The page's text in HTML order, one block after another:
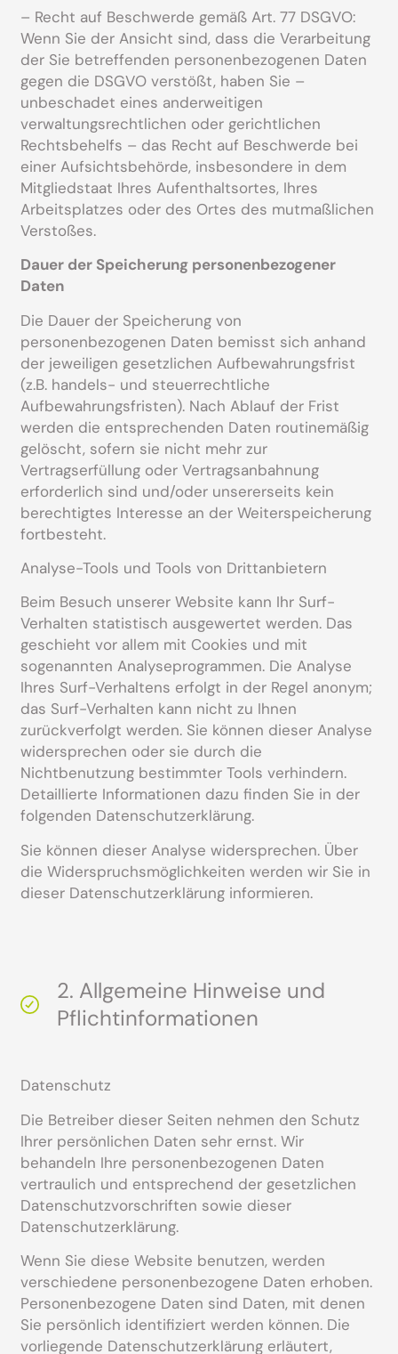
– Recht auf Beschwerde gemäß Art. 77 DSGVO:
Wenn Sie der Ansicht sind, dass die Verarbeitung
der Sie betreffenden personenbezogenen Daten
gegen die DSGVO verstößt, haben Sie –
unbeschadet eines anderweitigen
verwaltungsrechtlichen oder gerichtlichen
Rechtsbehelfs – das Recht auf Beschwerde bei
einer Aufsichtsbehörde, insbesondere in dem
Mitgliedstaat Ihres Aufenthaltsortes, Ihres
Arbeitsplatzes oder des Ortes des mutmaßlichen
Verstoßes.
Dauer der Speicherung personenbezogener
Daten
Die Dauer der Speicherung von
personenbezogenen Daten bemisst sich anhand
der jeweiligen gesetzlichen Aufbewahrungsfrist
(z.B. handels- und steuerrechtliche
Aufbewahrungsfristen). Nach Ablauf der Frist
werden die entsprechenden Daten routinemäßig
gelöscht, sofern sie nicht mehr zur
Vertragserfüllung oder Vertragsanbahnung
erforderlich sind und/oder unsererseits kein
berechtigtes Interesse an der Weiterspeicherung
fortbesteht.
Analyse-Tools und Tools von Drittanbietern
Beim Besuch unserer Website kann Ihr Surf-
Verhalten statistisch ausgewertet werden. Das
geschieht vor allem mit Cookies und mit
sogenannten Analyseprogrammen. Die Analyse
Ihres Surf-Verhaltens erfolgt in der Regel anonym;
das Surf-Verhalten kann nicht zu Ihnen
zurückverfolgt werden. Sie können dieser Analyse
widersprechen oder sie durch die
Nichtbenutzung bestimmter Tools verhindern.
Detaillierte Informationen dazu finden Sie in der
folgenden Datenschutzerklärung.
Sie können dieser Analyse widersprechen. Über
die Widerspruchsmöglichkeiten werden wir Sie in
dieser Datenschutzerklärung informieren.
2. Allgemeine Hinweise und
Pflichtinformationen
Datenschutz
Die Betreiber dieser Seiten nehmen den Schutz
Ihrer persönlichen Daten sehr ernst. Wir
behandeln Ihre personenbezogenen Daten
vertraulich und entsprechend der gesetzlichen
Datenschutzvorschriften sowie dieser
Datenschutzerklärung.
Wenn Sie diese Website benutzen, werden
verschiedene personenbezogene Daten erhoben.
Personenbezogene Daten sind Daten, mit denen
Sie persönlich identifiziert werden können. Die
vorliegende Datenschutzerklärung erläutert,